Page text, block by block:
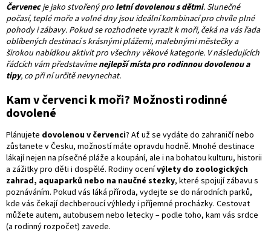
Červenecje jako stvořený pro letní dovolenou s dětmi. Slunečné
počasí, teplé moře a volné dny jsou ideální kombinací pro chvíle plné
pohody i zábavy. Pokud se rozhodnete vyrazit k moři, čeká na vás řada
oblíbených destinací s krásnými plážemi, malebnými městečky a
širokou nabídkou aktivit pro všechny věkové kategorie. V následujících
řádcích vám představímenejlepší místa pro rodinnou dovolenou a
tipy, co při ní určitě nevynechat.
Kam v červenci k moři? Možnosti rodinné
dovolené
Plánujete dovolenou v červenci? Ať už se vydáte do zahraničí nebo
zůstanete v Česku, možností máte opravdu hodně. Mnohé destinace
lákají nejen na písečné pláže a koupání, ale i na bohatou kulturu, historii
a zážitky pro děti i dospělé. Rodiny ocenívýlety do zoologických
zahrad, aquaparků nebo na naučné stezky, které spojují zábavu s
poznáváním. Pokud vás láká příroda, vydejte se do národních parků,
kde vás čekají dechberoucí výhledy i příjemné procházky. Cestovat
můžete autem, autobusem nebo letecky – podle toho, kam vás srdce
(a rodinný rozpočet) zavede.